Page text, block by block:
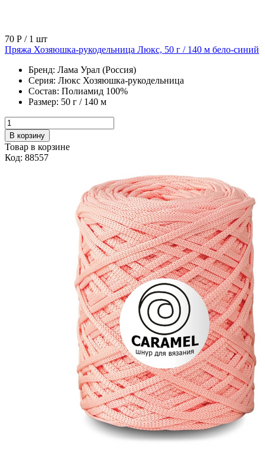
70 Р / 1 шт
Пряжа Хозяюшка-рукодельница Люкс, 50 г / 140 м бело-синий
Бренд: Лама Урал (Россия)
Серия: Люкс Хозяюшка-рукодельница
Состав: Полиамид 100%
Размер: 50 г / 140 м
В корзину
Товар в корзине
Код: 88557